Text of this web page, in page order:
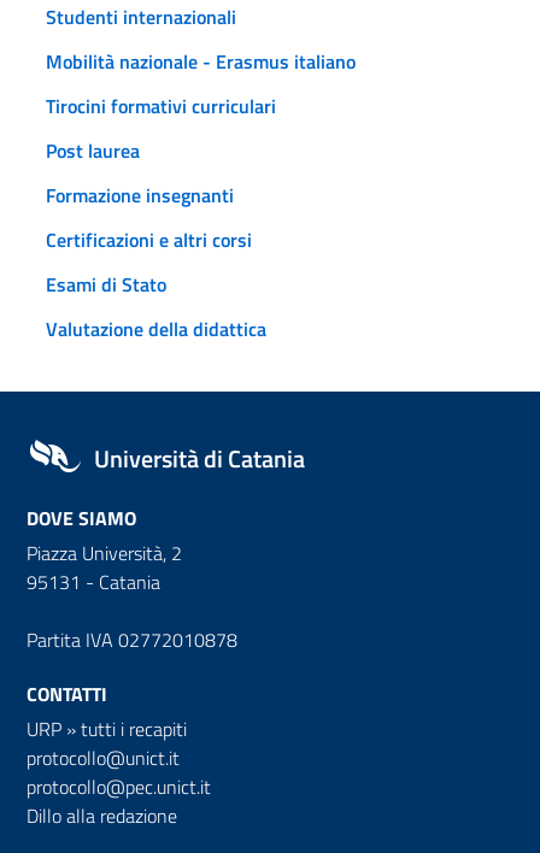
Studenti internazionali
Mobilità nazionale - Erasmus italiano
Tirocini formativi curriculari
Post laurea
Formazione insegnanti
Certificazioni e altri corsi
Esami di Stato
Valutazione della didattica
Università di Catania
DOVE SIAMO
Piazza Università, 2
95131 - Catania
Partita IVA 02772010878
CONTATTI
URP »tutti i recapiti
protocollo@unict.it
protocollo@pec.unict.it
Dillo alla redazione